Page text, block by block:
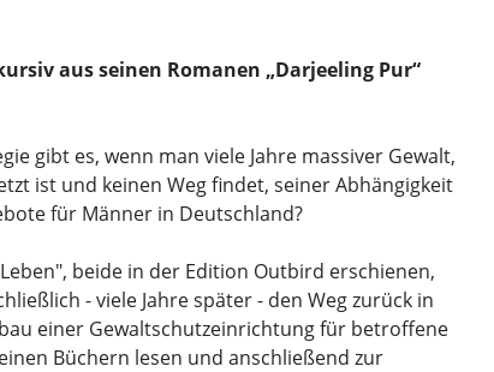
aus seinen Romanen „Darjeeling Pur“
gibt es, wenn man viele Jahre massiver Gewalt,
ist und keinen Weg findet, seiner Abhängigkeit
für Männer in Deutschland?
beide in der Edition Outbird erschienen,
- viele Jahre später - den Weg zurück in
einer Gewaltschutzeinrichtung für betroffene
Büchern lesen und anschließend zur